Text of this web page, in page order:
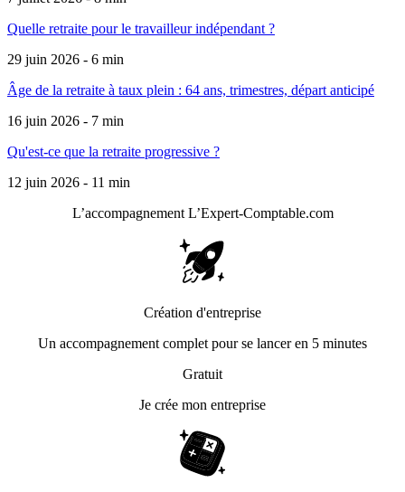
Quelle retraite pour le travailleur indépendant ?
29 juin 2026 - 6 min
Âge de la retraite à taux plein : 64 ans, trimestres, départ anticipé
16 juin 2026 - 7 min
Qu'est-ce que la retraite progressive ?
12 juin 2026 - 11 min
L’accompagnement L’Expert-Comptable.com
Création d'entreprise
Un accompagnement complet pour se lancer en 5 minutes
Gratuit
Je crée mon entreprise